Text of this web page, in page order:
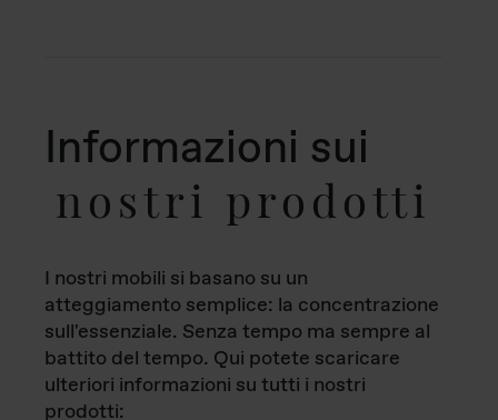
Informazioni sui
nostri prodotti
I nostri mobili si basano su un
atteggiamento semplice: la concentrazione
sull'essenziale. Senza tempo ma sempre al
battito del tempo. Qui potete scaricare
ulteriori informazioni su tutti i nostri
prodotti: